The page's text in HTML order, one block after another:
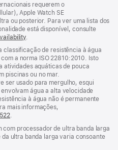
janela)
requerem o
Apple Watch SE
ou posterior. Para ver uma lista dos
está disponível, consulte
classificação de resistência à água
a norma ISO 22810:2010. Isto
atividades aquáticas de pouca
piscinas ou no mar.
ser usado para mergulho, esqui
água a alta velocidade
à água não é permanente
mais informações,
.
com processador de ultra banda larga
ultra banda larga varia consoante